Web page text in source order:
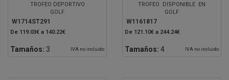
TROFEO DEPORTIVO
GOLF
W1714ST291
De 119.03€ a 140.22€
Tamaños: 3 IVA no incluido
TROFEO DISPONIBLE EN
GOLF
W1161817
De 121.10€ a 244.24€
Tamaños: 4 IVA no incluido